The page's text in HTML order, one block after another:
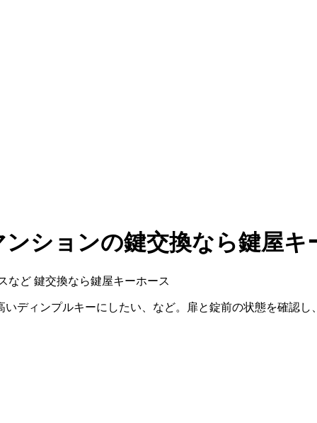
ションの鍵交換なら鍵屋キ
など 鍵交換なら鍵屋キーホース
ディンプルキーにしたい、など。扉と錠前の状態を確認し